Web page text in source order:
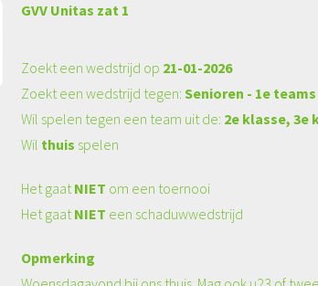
GVV Unitas zat 1
Zoekt een wedstrijd op 21-01-2026
Zoekt een wedstrijd tegen:Senioren - 1e teams
Wil spelen tegen een team uit de: 2e klasse, 3e
Wil thuis spelen
Het gaatNIET om een toernooi
Het gaatNIET een schaduwwedstrijd
Opmerking